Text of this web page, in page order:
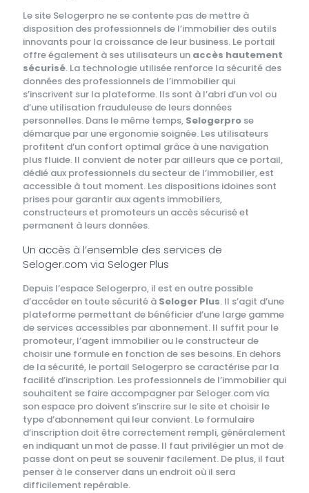
Le site Selogerpro ne se contente pas de mettre à
disposition des professionnels de l’immobilier des outils
innovants pour la croissance de leur business. Le portail
offre également à ses utilisateurs un accès hautement
sécurisé. La technologie utilisée renforce la sécurité des
données des professionnels de l’immobilier qui
s’inscrivent sur la plateforme. Ils sont à l’abri d’un vol ou
d’une utilisation frauduleuse de leurs données
personnelles. Dans le même temps, Selogerpro se
démarque par une ergonomie soignée. Les utilisateurs
profitent d’un confort optimal grâce à une navigation
plus fluide. Il convient de noter par ailleurs que ce portail,
dédié aux professionnels du secteur de l’immobilier, est
accessible à tout moment. Les dispositions idoines sont
prises pour garantir aux agents immobiliers,
constructeurs et promoteurs un accès sécurisé et
permanent à leurs données.
Un accès à l’ensemble des services de
Seloger.com via Seloger Plus
Depuis l’espace Selogerpro, il est en outre possible
d’accéder en toute sécurité à Seloger Plus. Il s’agit d’une
plateforme permettant de bénéficier d’une large gamme
de services accessibles par abonnement. Il suffit pour le
promoteur, l’agent immobilier ou le constructeur de
choisir une formule en fonction de ses besoins. En dehors
de la sécurité, le portail Selogerpro se caractérise par la
facilité d’inscription. Les professionnels de l’immobilier qui
souhaitent se faire accompagner par Seloger.com via
son espace pro doivent s’inscrire sur le site et choisir le
type d’abonnement qui leur convient. Le formulaire
d’inscription doit être correctement rempli, généralement
en indiquant un mot de passe. Il faut privilégier un mot de
passe dont on peut se souvenir facilement. De plus, il faut
penser à le conserver dans un endroit où il sera
difficilement repérable.